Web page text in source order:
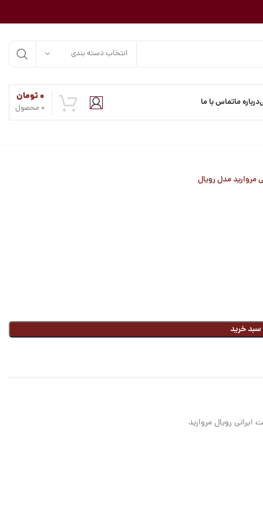
انتخاب دسته بندی
درباره ماتماس با ما 0 محصول
۰تومان
مروارید مدل رویال
سبد خرید
ایرانی رویال مروارید